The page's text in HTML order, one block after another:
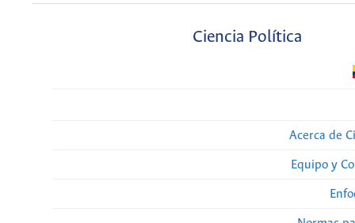
Ciencia Política
Acerca de
Equipo y